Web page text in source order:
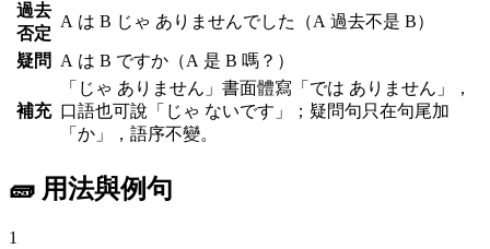
過去
否定
A は B じゃ ありませんでした （A 過去不是 B）
疑問 A は B ですか （A 是 B 嗎？）
補充
「じゃ ありません」書面體寫「では ありません」，
口語也可說「じゃ ないです」；疑問句只在句尾加
「か」，語序不變。
🧱 用法與例句
1